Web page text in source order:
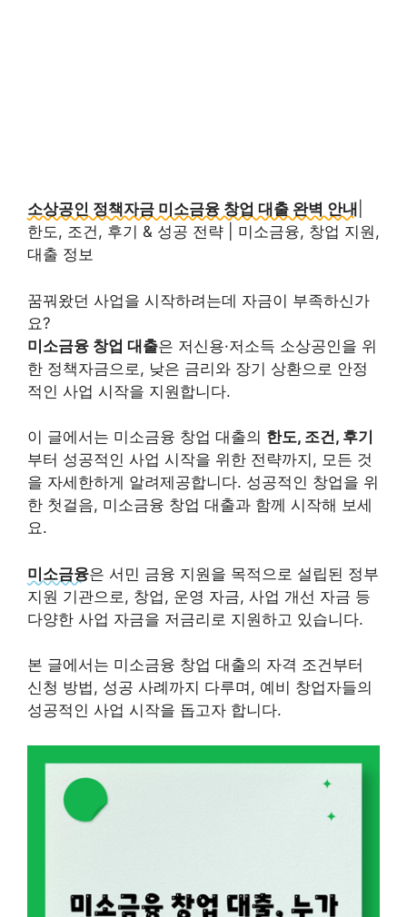
소상공인 정책자금 미소금융 창업 대출 완벽 안내
한도, 조건, 후기 & 성공 전략 | 미소금융, 창업 지원,
대출 정보
꿈꿔왔던 사업을 시작하려는데 자금이 부족하신가
요?
미소금융 창업 대출은 저신용·저소득 소상공인을 위
한 정책자금으로, 낮은 금리와 장기 상환으로 안정
적인 사업 시작을 지원합니다.
이 글에서는 미소금융 창업 대출의 한도, 조건, 후기
부터 성공적인 사업 시작을 위한 전략까지, 모든 것
을 자세한하게 알려제공합니다. 성공적인 창업을 위
한 첫걸음, 미소금융 창업 대출과 함께 시작해 보세
요.
미소금융은 서민 금융 지원을 목적으로 설립된 정부
지원 기관으로, 창업, 운영 자금, 사업 개선 자금 등
다양한 사업 자금을 저금리로 지원하고 있습니다.
본 글에서는 미소금융 창업 대출의 자격 조건부터
신청 방법, 성공 사례까지 다루며, 예비 창업자들의
성공적인 사업 시작을 돕고자 합니다.